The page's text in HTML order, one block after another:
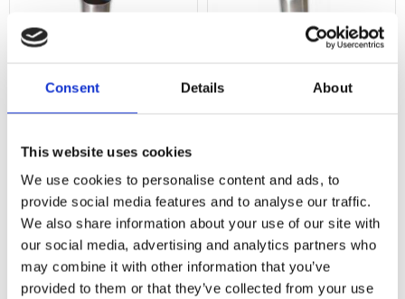
Consent Details About
This website uses cookies
We use cookies to personalise content and ads, to
provide social media features and to analyse our traffic.
We also share information about your use of our site with
our social media, advertising and analytics partners who
may combine it with other information that you’ve
provided to them or that they’ve collected from your use
vaxburkvärmare -
Tom burk till vaxburkvärmare. Med handtag. Passar bra till 400 ml
Lägg till i favoriter
Tom burk till vaxburkvärmare.
Lägg till i